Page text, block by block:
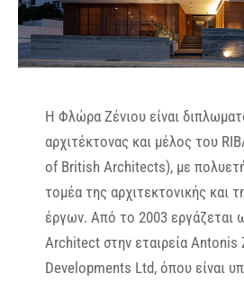
Η Φλώρα Ζένιου είναι
αρχιτέκτονας και μέλος του
of British Architects), με
τομέα της αρχιτεκτονικής και
έργων. Από το 2003 εργάζεται
Architect στην εταιρεία Antonis
Developments Ltd, όπου είναι